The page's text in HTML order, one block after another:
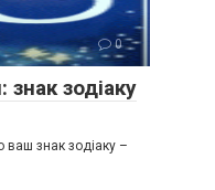
0
зодіаку
знак зодіаку –